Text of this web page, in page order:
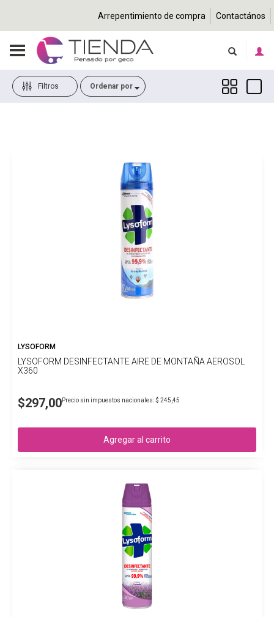
Arrepentimiento de compra Contactános
Filtros
LYSOFORM
LYSOFORM DESINFECTANTE AIRE DE MONTAÑA AEROSOL
X360
$297,00Precio sin impuestos nacionales: $ 245,45
Agregar al carrito